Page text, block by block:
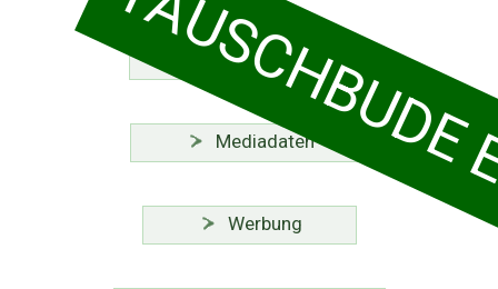
Tauschbons
Mediadaten
Werbung